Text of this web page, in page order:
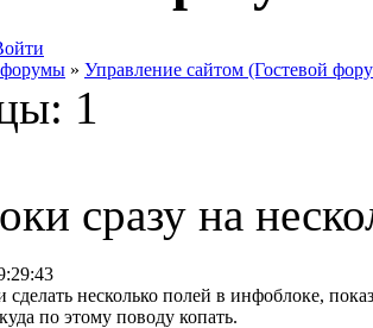
» Управление сайтом (Гостевой
1
сразу на
несколько полей в инфоблоке,
по этому поводу копать.